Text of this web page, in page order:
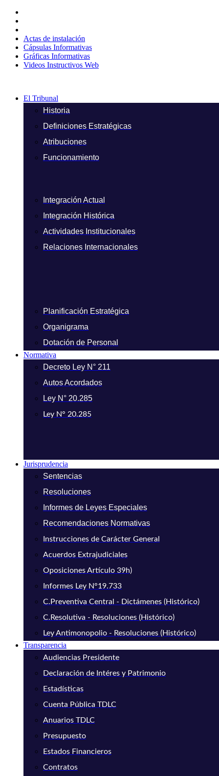
contenido
Actas de instalación
Cápsulas Informativas
Gráficas Informativas
Videos Instructivos Web
El Tribunal
Historia
Definiciones Estratégicas
Atribuciones
Funcionamiento
Integración Actual
Integración Histórica
Actividades Institucionales
Relaciones Internacionales
Planificación Estratégica
Organigrama
Dotación de Personal
Normativa
Decreto Ley N° 211
Autos Acordados
Ley N° 20.285
Ley N° 20.285
Jurisprudencia
Sentencias
Resoluciones
Informes de Leyes Especiales
Recomendaciones Normativas
Instrucciones de Carácter General
Acuerdos Extrajudiciales
Oposiciones Artículo 39h)
Informes Ley N°19.733
C.Preventiva Central - Dictámenes (Histórico)
C.Resolutiva - Resoluciones (Histórico)
Ley Antimonopolio - Resoluciones (Histórico)
Transparencia
Audiencias Presidente
Declaración de Intéres y Patrimonio
Estadísticas
Cuenta Pública TDLC
Anuarios TDLC
Presupuesto
Estados Financieros
Contratos